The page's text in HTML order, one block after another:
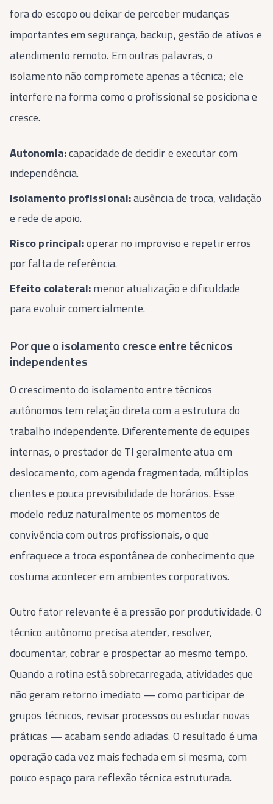
fora do escopo ou deixar de perceber mudanças
importantes em segurança, backup, gestão de ativos e
atendimento remoto. Em outras palavras, o
isolamento não compromete apenas a técnica; ele
interfere na forma como o profissional se posiciona e
cresce.
Autonomia:capacidade de decidir e executar com
independência.
Isolamento profissional:ausência de troca, validação
e rede de apoio.
Risco principal:operar no improviso e repetir erros
por falta de referência.
Efeito colateral:menor atualização e dificuldade
para evoluir comercialmente.
Por que o isolamento cresce entre técnicos
independentes
O crescimento do isolamento entre técnicos
autônomos tem relação direta com a estrutura do
trabalho independente. Diferentemente de equipes
internas, o prestador de TI geralmente atua em
deslocamento, com agenda fragmentada, múltiplos
clientes e pouca previsibilidade de horários. Esse
modelo reduz naturalmente os momentos de
convivência com outros profissionais, o que
enfraquece a troca espontânea de conhecimento que
costuma acontecer em ambientes corporativos.
Outro fator relevante é a pressão por produtividade. O
técnico autônomo precisa atender, resolver,
documentar, cobrar e prospectar ao mesmo tempo.
Quando a rotina está sobrecarregada, atividades que
não geram retorno imediato — como participar de
grupos técnicos, revisar processos ou estudar novas
práticas — acabam sendo adiadas. O resultado é uma
operação cada vez mais fechada em si mesma, com
pouco espaço para reflexão técnica estruturada.